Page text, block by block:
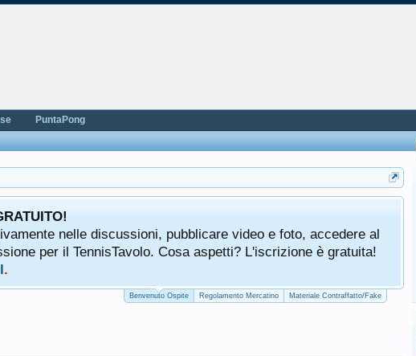
nelle discussioni, pubblicare video e foto, accedere al
per il TennisTavolo. Cosa aspetti? L'iscrizione è gratuita!
.
Benvenuto Ospite Regolamento Mercatino Materiale Contraffatto/Fake
PuntaPong